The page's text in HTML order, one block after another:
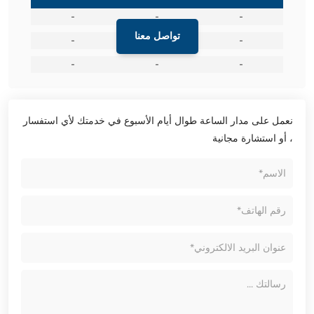
تواصل معنا
-
-
-
-
-
-
-
-
-
نعمل على مدار الساعة طوال أيام الأسبوع في خدمتك لأي استفسار
، أو استشارة مجانية